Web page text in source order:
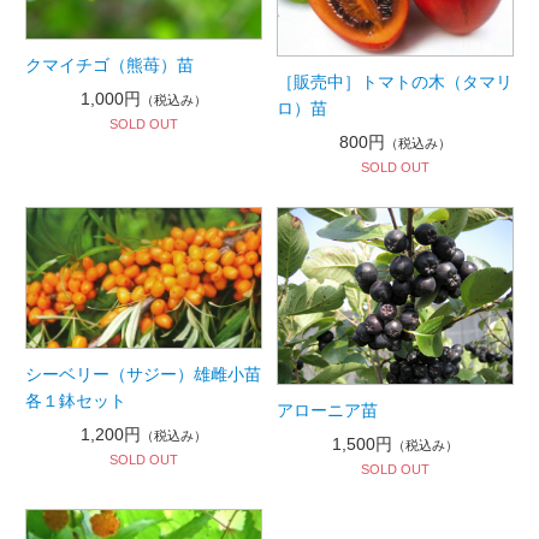
クマイチゴ（熊苺）苗
1,000円 （税込み）
SOLD OUT
［販売中］トマトの木（タマリ
ロ）苗
800円
（税込み）
SOLD OUT
シーベリー（サジー）雄雌小苗
各１鉢セット
1,200円
（税込み）
SOLD OUT
アローニア苗
1,500円
（税込み）
SOLD OUT